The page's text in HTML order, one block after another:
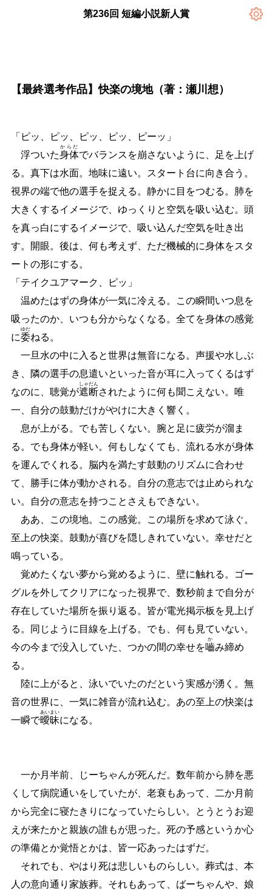
第236回 短編小説新人賞
【最終選考作品】快楽の境地（著：瀬川想）
「ピッ、ピッ、ピッ、ピッ、ピーッ」
浮ついた身体
からだ
でバランスを崩さないように、足を上げ
る。真下は水面。地味に遠い。スタート台に向き合う。
視界の端で他の選手を捉える。静かに目をつむる。肺を
大きくするイメージで、ゆっくりと空気を吸い込む。頭
を真っ白にするイメージで、吸い込んだ空気を吐き出
す。開眼。後は、何も考えず、ただ機械的に身体をスタ
ートの形にする。
「テイクユアマーク、ピッ」
温めたはずの身体が一気に冷える。この瞬間いつ息を
吸ったのか、いつも分からなくなる。全てを身体の感覚
に委
ゆだ
ねる。
一旦水の中に入ると世界は無音になる。声援や水しぶ
き、隣の選手の息遣いといった音が耳に入ってくるはず
なのに、聴覚が遮
しゃ
断
だん
されたように何も聞こえない。唯
一、自分の鼓動だけがやけに大きく響く。
息が上がる。でも苦しくない。腕と足に疲労が溜ま
る。でも身体が軽い。何もしなくても、流れる水が身体
を運んでくれる。脳内を満たす鼓動のリズムに合わせ
て、勝手に体が動かされる。自分の意志では止められな
い。自分の意志を持つことさえもできない。
ああ、この境地。この感覚。この場所を求めて泳ぐ。
至上の快楽。鼓動が喜びを隠しきれていない。幸せだと
鳴っている。
覚めたくない夢から覚めるように、壁に触れる。ゴー
グルを外してクリアになった視界で、数秒前まで自分が
存在していた場所を振り返る。皆が電光掲示板を見上げ
る。同じように目線を上げる。でも、何も見ていない。
今の今まで没入していた、つかの間の幸せを嚙
か
み締め
る。
陸に上がると、泳いでいたのだという実感が湧く。無
音の世界に、一気に雑音が流れ込む。あの至上の快楽は
一瞬で曖
あい
昧
まい
になる。
一か月半前、じーちゃんが死んだ。数年前から肺を悪
くして病院通いをしていたが、老衰もあって、二か月前
から完全に寝たきりになっていたらしい。とうとうお迎
えが来たかと親族の誰もが思った。死の予感というか心
の準備とか覚悟とかは、皆一応あったはずだ。
それでも、やはり死は悲しいものらしい。葬式は、本
人の意向通り家族葬。それもあって、ばーちゃんや、娘